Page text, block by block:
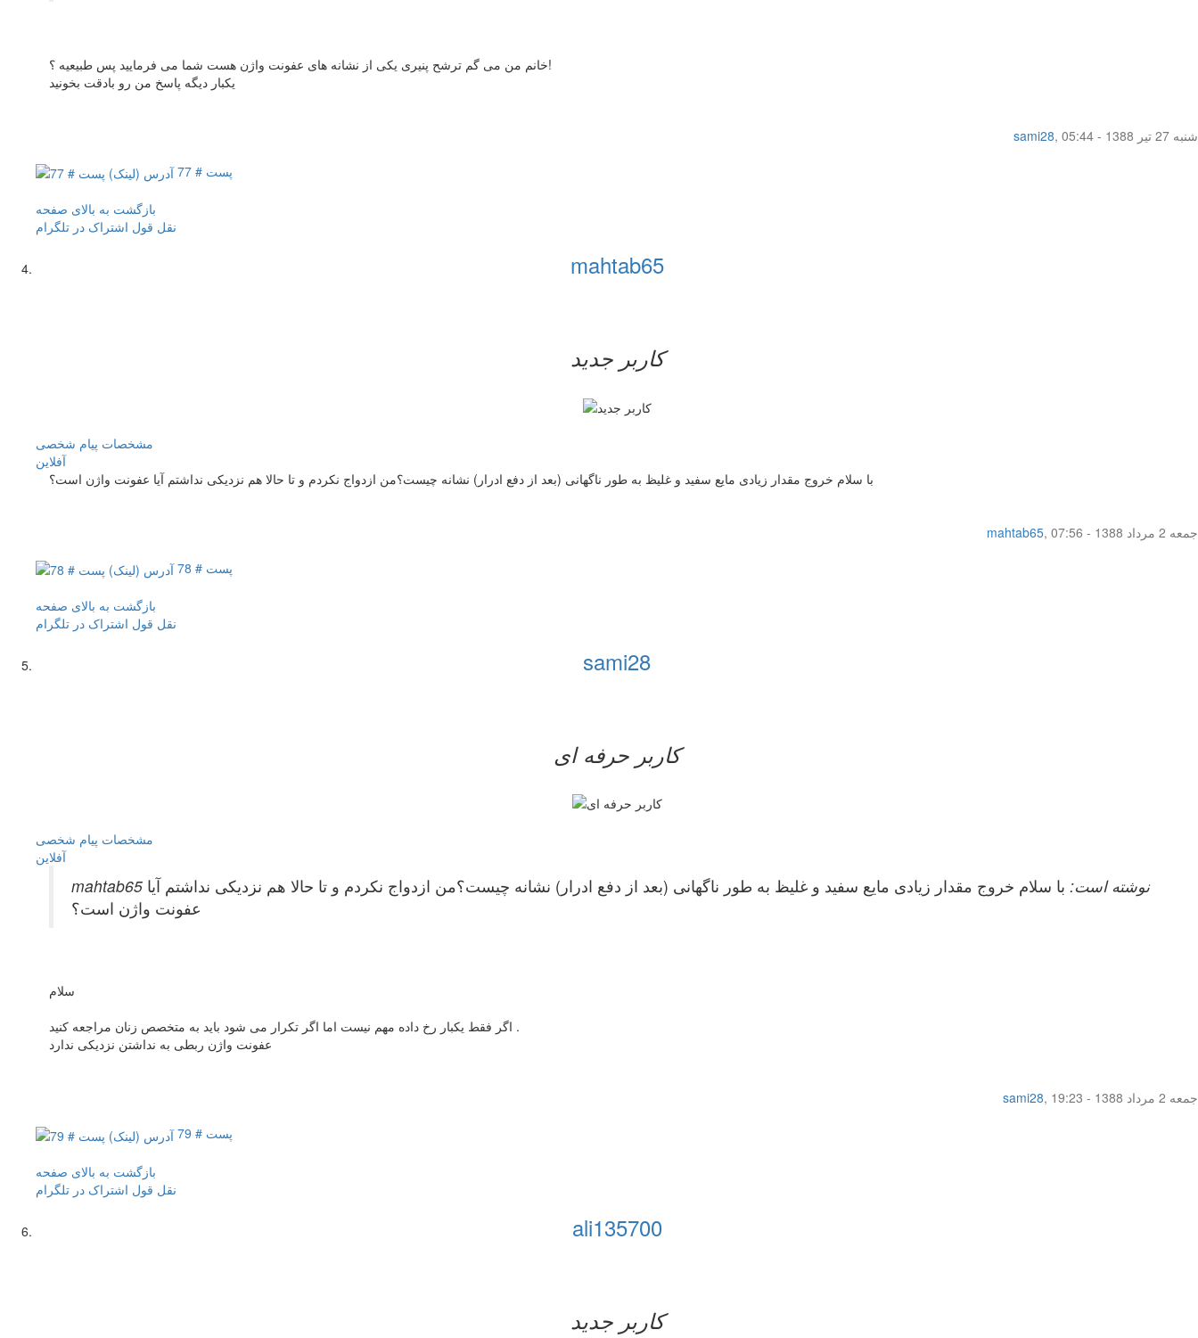
خانم من می گم ترشح پنیری یکی از نشانه های عفونت واژن هست شما می فرمایید پس طبیعیه ؟!
یکبار دیگه پاسخ من رو بادقت بخونید
sami28,
شنبه 27 تیر 1388 - 05:44
پست # 77
بازگشت به بالای صفحه
نقل قول اشتراک در تلگرام
mahtab65
کاربر جدید
مشخصات پیام شخصی
آفلاين
با سلام خروج مقدار زیادی مایع سفید و غلیظ به طور ناگهانی (بعد از دفع ادرار) نشانه چیست؟من ازدواج نکردم و تا حالا هم نزدیکی نداشتم آیا عفونت واژن است؟
mahtab65,
جمعه 2 مرداد 1388 - 07:56
پست # 78
بازگشت به بالای صفحه
نقل قول اشتراک در تلگرام
sami28
کاربر حرفه ای
مشخصات پیام شخصی
آفلاين
mahtab65 نوشته است: با سلام خروج مقدار زیادی مایع سفید و غلیظ به طور ناگهانی (بعد از دفع ادرار) نشانه چیست؟من ازدواج نکردم و تا حالا هم نزدیکی نداشتم آیا
عفونت واژن است؟
سلام
اگر فقط یکبار رخ داده مهم نیست اما اگر تکرار می شود باید به متخصص زنان مراجعه کنید .
عفونت واژن ربطی به نداشتن نزدیکی ندارد
sami28,
جمعه 2 مرداد 1388 - 19:23
پست # 79
بازگشت به بالای صفحه
نقل قول اشتراک در تلگرام
ali135700
کاربر جدید